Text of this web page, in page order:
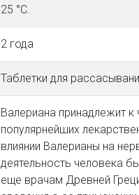
25 °C.
2 года
Таблетки для
Валериана принадлежит к
популярнейших
влиянии Валерианы на
деятельность человека
еще врачам Древней